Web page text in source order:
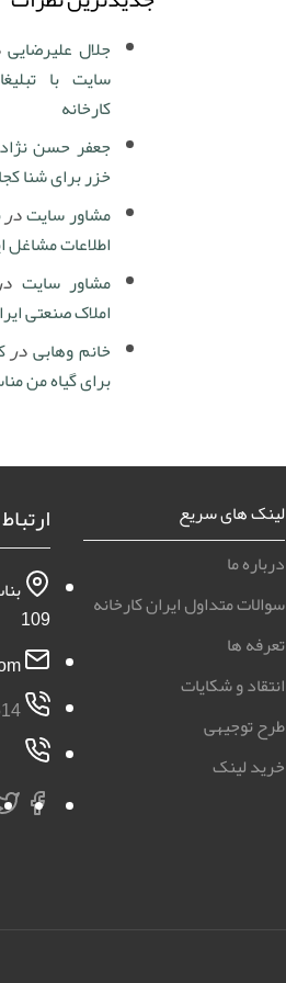
جلال علیرضایی
سایت با
کارخانه
جعفر حسن نژاد
خزر برای شنا
مشاور سایتدر
اطلاعات مشاغل
مشاور سایت
املاک صنعتی
خانم وهابیدر
برای گیاه من
لینک های سریع
درباره ما
سوالات متداول ایران کارخانه
تعرفه ها
انتقاد و شکایات
طرح توجیهی
خرید لینک
109